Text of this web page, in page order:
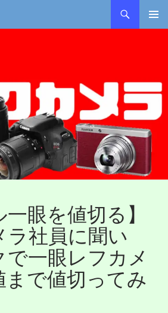
一眼を値切る】
ラ社員に聞い
一眼レフカメ
まで値切ってみ